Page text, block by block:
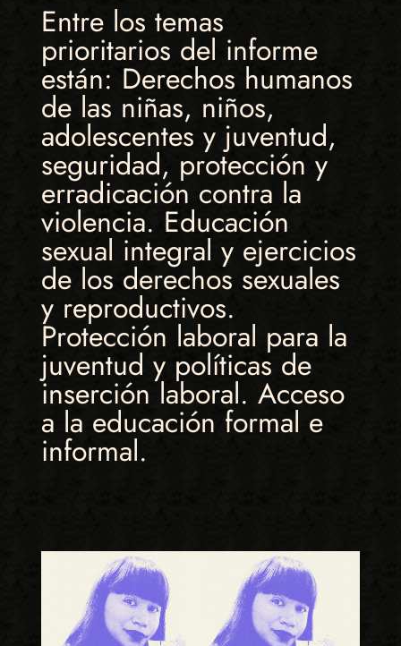
Entre los temas
prioritarios del informe
están: Derechos humanos
de las niñas, niños,
adolescentes y juventud,
seguridad, protección y
erradicación contra la
violencia. Educación
sexual integral y ejercicios
de los derechos sexuales
y reproductivos.
Protección laboral para la
juventud y políticas de
inserción laboral. Acceso
a la educación formal e
informal.